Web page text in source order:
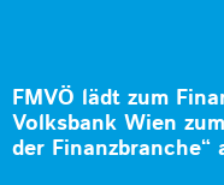
FMVÖ lädt zum
Volksbank Wien
der